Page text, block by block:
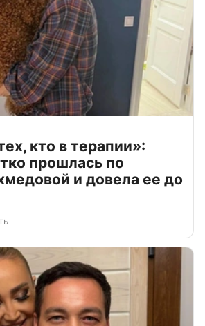
кто в терапии»:
прошлась по
и довела ее до